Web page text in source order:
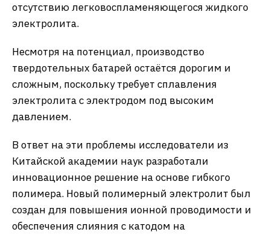
отсутствию легковоспламеняющегося жидкого
электролита.
​Несмотря на потенциал, производство
твердотельных батарей остаётся дорогим и
сложным, поскольку требует сплавления
электролита с электродом под высоким
давлением.
​В ответ на эти проблемы исследователи из
Китайской академии наук разработали
инновационное решение на основе гибкого
полимера. Новый полимерный электролит был
создан для повышения ионной проводимости и
обеспечения слияния с катодом на